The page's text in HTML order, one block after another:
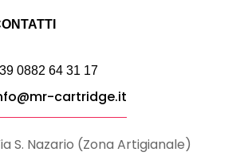
0882 64 31 17
cartridge.it
S. Nazario (Zona Artigianale)